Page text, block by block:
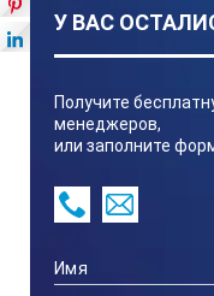
У ВАС
Получите
менеджеров,
или заполните